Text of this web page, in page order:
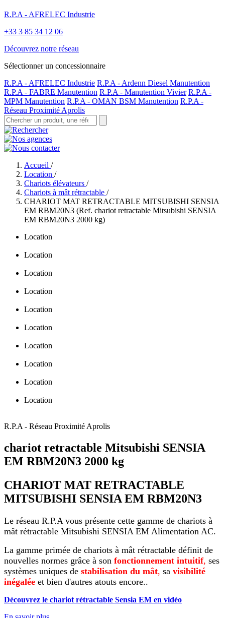
R.P.A - AFRELEC Industrie
+33 3 85 34 12 06
Découvrez notre réseau
Sélectionner un concessionnaire
R.P.A - AFRELEC Industrie R.P.A - Ardenn Diesel Manutention
R.P.A - FABRE Manutention R.P.A - Manutention Vivier R.P.A -
MPM Manutention R.P.A - OMAN BSM Manutention R.P.A -
Réseau Proximité Aprolis
Accueil /
Location /
Chariots élévateurs /
Chariots à mât rétractable /
CHARIOT MAT RETRACTABLE MITSUBISHI SENSIA
EM RBM20N3 (Ref. chariot retractable Mitsubishi SENSIA
EM RBM20N3 2000 kg)
Location
Location
Location
Location
Location
Location
Location
Location
Location
Location
R.P.A - Réseau Proximité Aprolis
chariot retractable Mitsubishi SENSIA
EM RBM20N3 2000 kg
CHARIOT MAT RETRACTABLE
MITSUBISHI SENSIA EM RBM20N3
Le réseau R.P.A vous présente cette gamme de chariots à
mât rétractable Mitsubishi SENSIA EM Alimentation AC.
La gamme primée de chariots à mât rétractable définit de
nouvelles normes grâce à son fonctionnement intuitif, ses
systèmes uniques de stabilisation du mât, sa visibilité
inégalée et bien d'autres atouts encore..
Découvrez le chariot rétractable Sensia EM en vidéo